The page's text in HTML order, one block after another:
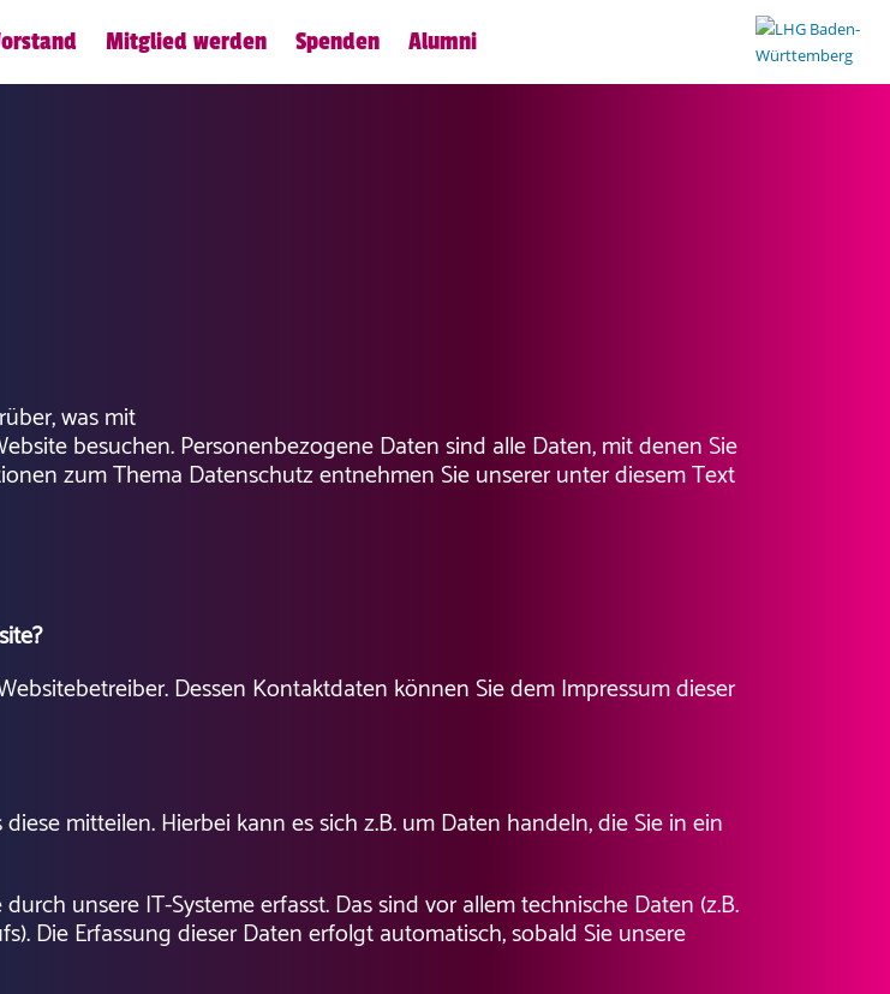
Mitglied werden Spenden Alumni
was mit
besuchen. Personenbezogene Daten sind alle Daten, mit denen Sie
zum Thema Datenschutz entnehmen Sie unserer unter diesem Text
Dessen Kontaktdaten können Sie dem Impressum dieser
mitteilen. Hierbei kann es sich z.B. um Daten handeln, die Sie in ein
unsere IT-Systeme erfasst. Das sind vor allem technische Daten (z.B.
Die Erfassung dieser Daten erfolgt automatisch, sobald Sie unsere